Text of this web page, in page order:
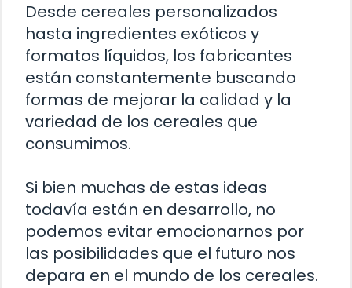
Desde cereales personalizados
hasta ingredientes exóticos y
formatos líquidos, los fabricantes
están constantemente buscando
formas de mejorar la calidad y la
variedad de los cereales que
consumimos.
Si bien muchas de estas ideas
todavía están en desarrollo, no
podemos evitar emocionarnos por
las posibilidades que el futuro nos
depara en el mundo de los cereales.